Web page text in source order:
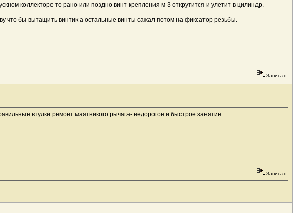
коллекторе то рано или поздно винт крепления м-3 открутится и улетит в цилиндр.
что бы вытащить винтик а остальные винты сажал потом на фиксатор резьбы.
Записан
втулки ремонт маятникого рычага- недорогое и быстрое занятие.
Записан